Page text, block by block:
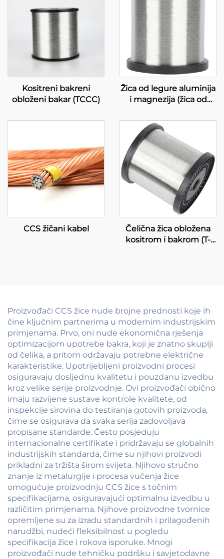
Kositreni bakreni
obloženi bakar (TCCC)
Žica od legure aluminija
i magnezija (žica od
CCS žičani kabel
Čelična žica obložena
kositrom i bakrom (T-
Proizvođači CCS žice nude brojne prednosti koje ih
čine ključnim partnerima u modernim industrijskim
primjenama. Prvo, oni nude ekonomična rješenja
optimizacijom upotrebe bakra, koji je znatno skuplji
od čelika, a pritom održavaju potrebne električne
karakteristike. Upotrijebljeni proizvodni procesi
osiguravaju dosljednu kvalitetu i pouzdanu izvedbu
kroz velike serije proizvodnje. Ovi proizvođači obično
imaju razvijene sustave kontrole kvalitete, od
inspekcije sirovina do testiranja gotovih proizvoda,
čime se osigurava da svaka serija zadovoljava
propisane standarde. Često posjeduju
internacionalne certifikate i pridržavaju se globalnih
industrijskih standarda, čime su njihovi proizvodi
prikladni za tržišta širom svijeta. Njihovo stručno
znanje iz metalurgije i procesa vučenja žice
omogućuje proizvodnju CCS žice s točnim
specifikacijama, osiguravajući optimalnu izvedbu u
različitim primjenama. Njihove proizvodne tvornice
opremljene su za izradu standardnih i prilagođenih
narudžbi, nudeći fleksibilnost u pogledu
specifikacija žice i rokova isporuke. Mnogi
proizvođači nude tehničku podršku i savjetodavne